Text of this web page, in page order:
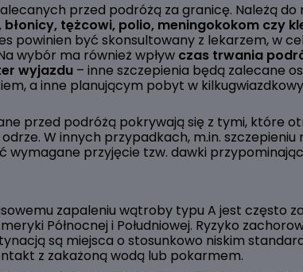
przed podróżą za granicę. Należą do
błonicy, tężcowi, polio, meningokokom czy
powinien być skonsultowany z lekarzem, w
wybór ma również wpływ czas trwania
wyjazdu– inne szczepienia będą zalecane
a inne planującym pobyt w
przed podróżą pokrywają się z tymi, które
W innych przypadkach, m.in. szczepieniu
wymagane przyjęcie tzw. dawki
zapaleniu wątroby typu A jest często
Północnej i Południowej. Ryzyko
są miejsca o stosunkowo niskim
z zakażoną wodą lub pokarmem.